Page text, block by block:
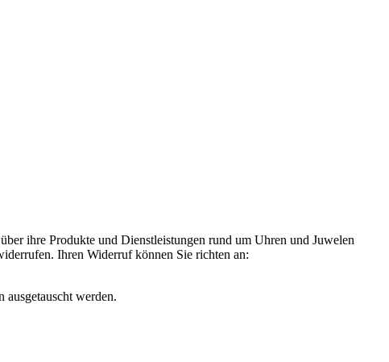
ihre Produkte und Dienstleistungen rund um Uhren und Juwelen
Ihren Widerruf können Sie richten an:
ausgetauscht werden.